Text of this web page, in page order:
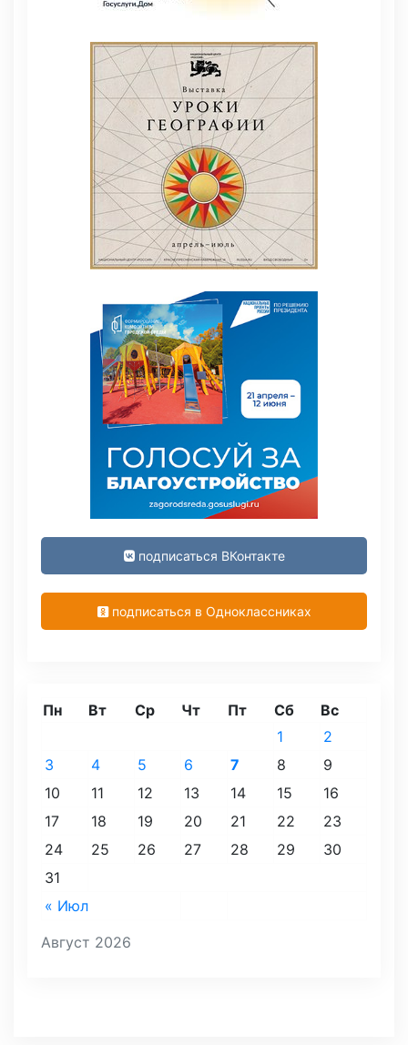
подписаться ВКонтакте
подписаться в Одноклассниках
Август 2026
Пн Вт Ср Чт Пт Сб Вс
« Июл
1
2
3
4 5 6 7 8
9
10
11 12 13 14 15
16
17
18 19 20 21 22
23
24
25 26 27 28 29
30
31